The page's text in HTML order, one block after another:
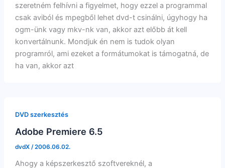
szeretném felhívni a figyelmet, hogy ezzel a programmal
csak aviból és mpegből lehet dvd-t csinálni, úgyhogy ha
ogm-ünk vagy mkv-nk van, akkor azt előbb át kell
konvertálnunk. Mondjuk én nem is tudok olyan
programról, ami ezeket a formátumokat is támogatná, de
ha van, akkor azt
DVD szerkesztés
Adobe Premiere 6.5
dvdX /2006.06.02.
Ahogy a képszerkesztő szoftvereknél, a